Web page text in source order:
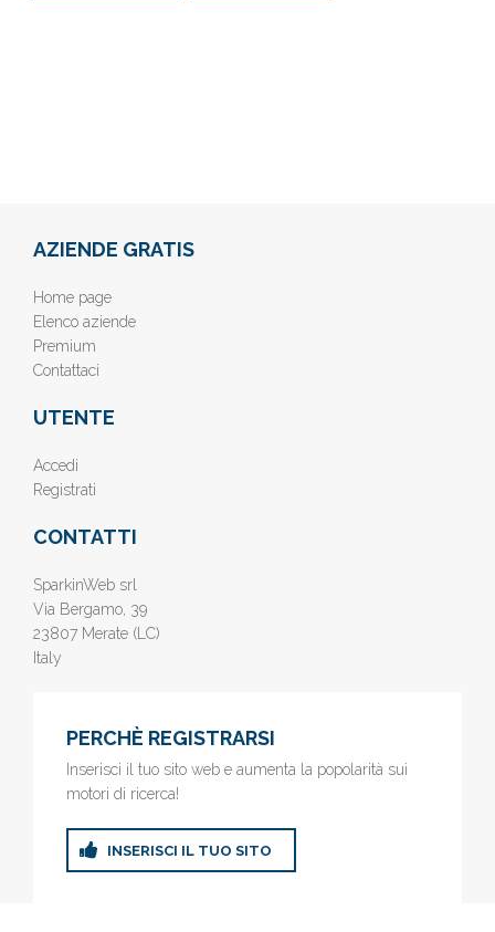
AZIENDE GRATIS
Home page
Elenco aziende
Premium
Contattaci
UTENTE
Accedi
Registrati
CONTATTI
SparkinWeb srl
Via Bergamo, 39
23807 Merate (LC)
Italy
PERCHÈ REGISTRARSI
Inserisci il tuo sito web e aumenta la popolarità sui
motori di ricerca!
INSERISCI IL TUO SITO